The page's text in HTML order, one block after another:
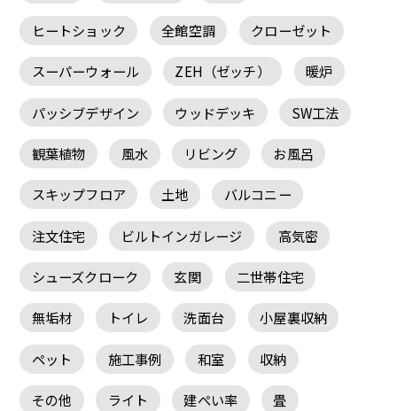
ヒートショック 全館空調 クローゼット
スーパーウォール ZEH（ゼッチ） 暖炉
パッシブデザイン ウッドデッキ SW工法
観葉植物 風水 リビング お風呂
スキップフロア 土地 バルコニー
注文住宅 ビルトインガレージ 高気密
シューズクローク 玄関 二世帯住宅
無垢材 トイレ 洗面台 小屋裏収納
ペット 施工事例 和室 収納
その他 ライト 建ぺい率 畳